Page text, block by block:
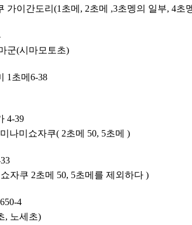
가이간도리(1초메, 2초메 ,3초멩의 일부, 4초
군(시마모토초)
1초메6-38
4-39
나미쇼자쿠( 2초메 50, 5초메 )
자쿠 2초메 50, 5초메를 제외하다 )
4
, 노세초)